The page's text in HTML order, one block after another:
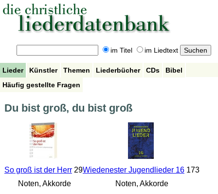
im Titel im Liedtext
Lieder Künstler Themen Liederbücher CDs
Bibel
Häufig gestellte Fragen
Du bist groß, du bist groß
So groß ist der Herr29
Noten, Akkorde
Wiedenester Jugendlieder 16173
Noten, Akkorde